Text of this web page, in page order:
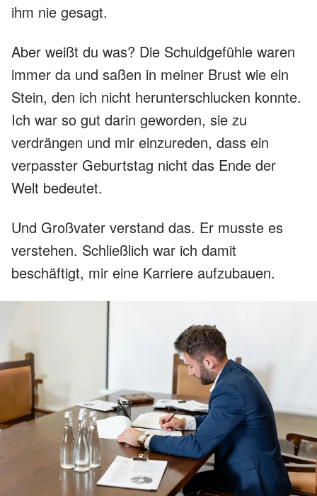
ihm nie gesagt.
Aber weißt du was? Die Schuldgefühle waren
immer da und saßen in meiner Brust wie ein
Stein, den ich nicht herunterschlucken konnte.
Ich war so gut darin geworden, sie zu
verdrängen und mir einzureden, dass ein
verpasster Geburtstag nicht das Ende der
Welt bedeutet.
Und Großvater verstand das. Er musste es
verstehen. Schließlich war ich damit
beschäftigt, mir eine Karriere aufzubauen.